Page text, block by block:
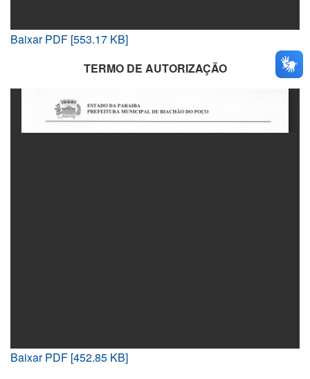
Baixar PDF [553.17 KB]
TERMO DE AUTORIZAÇÃO
Baixar PDF [452.85 KB]